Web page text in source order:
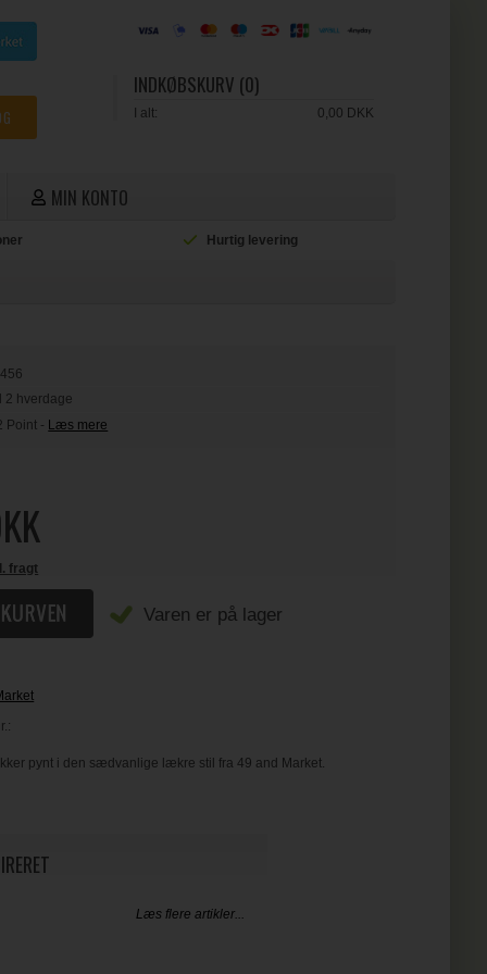
INDKØBSKURV (0)
I alt: 0,00 DKK
MIN KONTO
Hurtig levering
2 hverdage
Point - Læs mere
fragt
Varen er på lager
pynt i den sædvanlige lækre stil fra 49 and Market.
Læs flere artikler...